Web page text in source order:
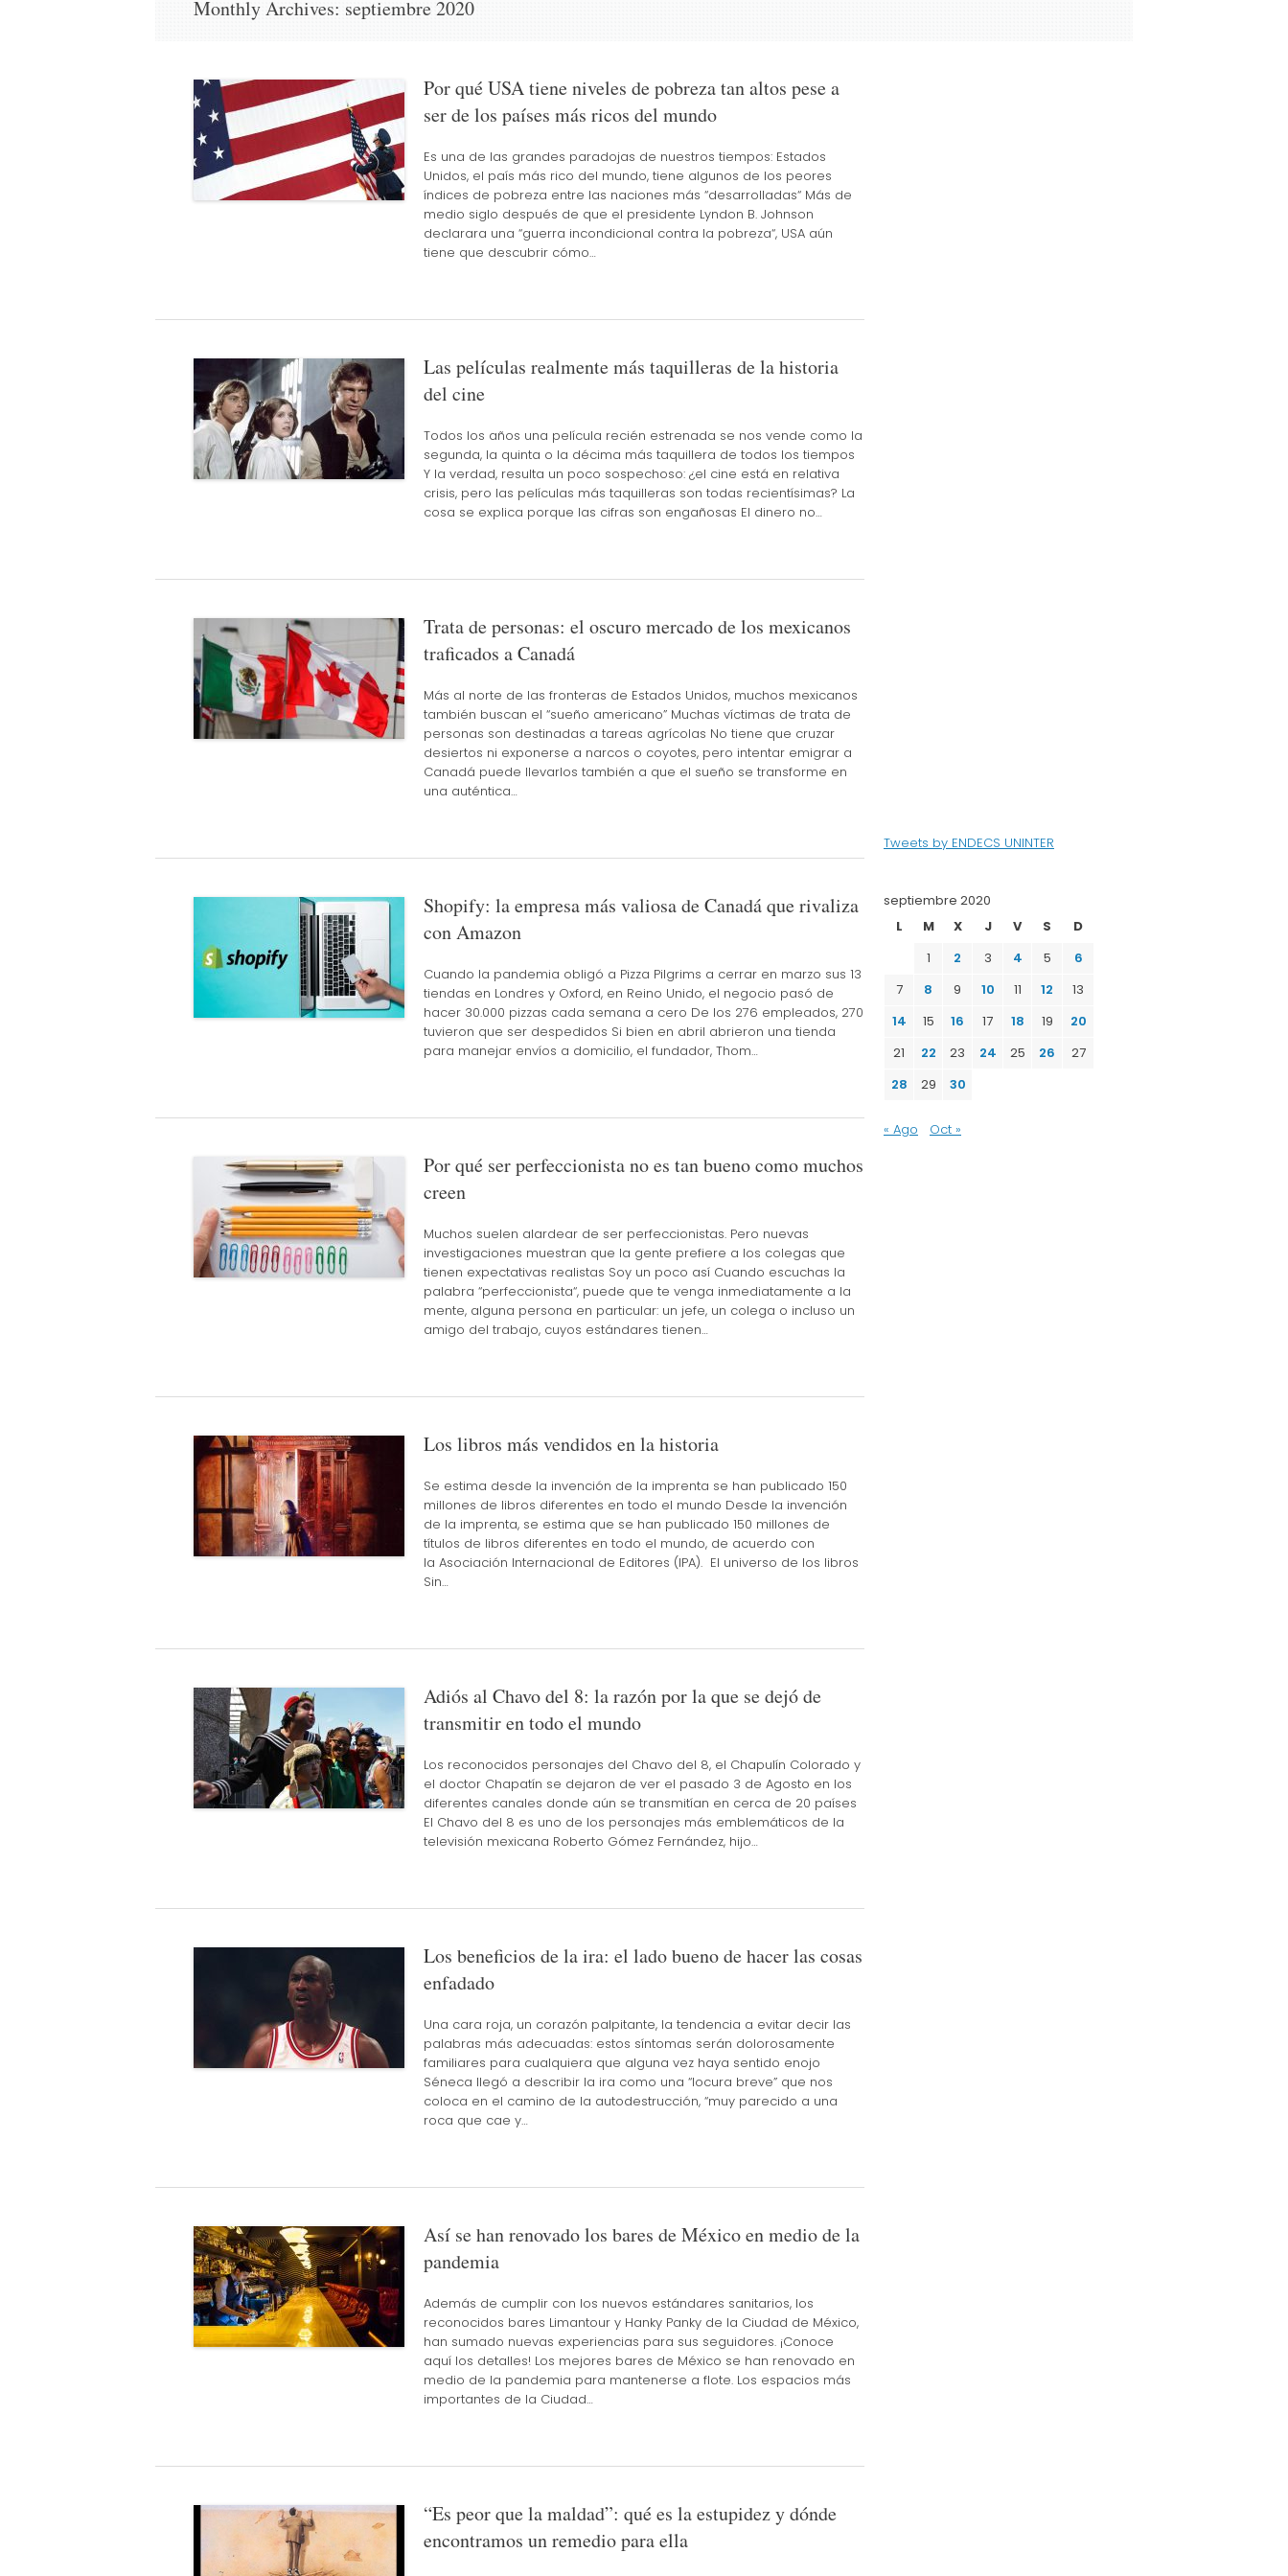
Monthly Archives: septiembre 2020
Por qué USA tiene niveles de pobreza tan altos pese a
ser de los países más ricos del mundo
Es una de las grandes paradojas de nuestros tiempos: Estados
Unidos, el país más rico del mundo, tiene algunos de los peores
índices de pobreza entre las naciones más “desarrolladas“ Más de
medio siglo después de que el presidente Lyndon B. Johnson
declarara una “guerra incondicional contra la pobreza“, USA aún
tiene que descubrir cómo…
Las películas realmente más taquilleras de la historia
del cine
Todos los años una película recién estrenada se nos vende como la
segunda, la quinta o la décima más taquillera de todos los tiempos
Y la verdad, resulta un poco sospechoso: ¿el cine está en relativa
crisis, pero las películas más taquilleras son todas recientísimas? La
cosa se explica porque las cifras son engañosas El dinero no…
Trata de personas: el oscuro mercado de los mexicanos
traficados a Canadá
Más al norte de las fronteras de Estados Unidos, muchos mexicanos
también buscan el “sueño americano” Muchas víctimas de trata de
personas son destinadas a tareas agrícolas No tiene que cruzar
desiertos ni exponerse a narcos o coyotes, pero intentar emigrar a
Canadá puede llevarlos también a que el sueño se transforme en
una auténtica…
Shopify: la empresa más valiosa de Canadá que rivaliza
con Amazon
Cuando la pandemia obligó a Pizza Pilgrims a cerrar en marzo sus 13
tiendas en Londres y Oxford, en Reino Unido, el negocio pasó de
hacer 30.000 pizzas cada semana a cero De los 276 empleados, 270
tuvieron que ser despedidos Si bien en abril abrieron una tienda
para manejar envíos a domicilio, el fundador, Thom…
Por qué ser perfeccionista no es tan bueno como muchos
creen
Muchos suelen alardear de ser perfeccionistas. Pero nuevas
investigaciones muestran que la gente prefiere a los colegas que
tienen expectativas realistas Soy un poco así Cuando escuchas la
palabra “perfeccionista“, puede que te venga inmediatamente a la
mente, alguna persona en particular: un jefe, un colega o incluso un
amigo del trabajo, cuyos estándares tienen…
Los libros más vendidos en la historia
Se estima desde la invención de la imprenta se han publicado 150
millones de libros diferentes en todo el mundo Desde la invención
de la imprenta, se estima que se han publicado 150 millones de
títulos de libros diferentes en todo el mundo, de acuerdo con
la Asociación Internacional de Editores (IPA). El universo de los libros
Sin…
Adiós al Chavo del 8: la razón por la que se dejó de
transmitir en todo el mundo
Los reconocidos personajes del Chavo del 8, el Chapulín Colorado y
el doctor Chapatín se dejaron de ver el pasado 3 de Agosto en los
diferentes canales donde aún se transmitían en cerca de 20 países
El Chavo del 8 es uno de los personajes más emblemáticos de la
televisión mexicana Roberto Gómez Fernández, hijo…
Los beneficios de la ira: el lado bueno de hacer las cosas
enfadado
Una cara roja, un corazón palpitante, la tendencia a evitar decir las
palabras más adecuadas: estos síntomas serán dolorosamente
familiares para cualquiera que alguna vez haya sentido enojo
Séneca llegó a describir la ira como una “locura breve” que nos
coloca en el camino de la autodestrucción, “muy parecido a una
roca que cae y…
Así se han renovado los bares de México en medio de la
pandemia
Además de cumplir con los nuevos estándares sanitarios, los
reconocidos bares Limantour y Hanky Panky de la Ciudad de México,
han sumado nuevas experiencias para sus seguidores. ¡Conoce
aquí los detalles! Los mejores bares de México se han renovado en
medio de la pandemia para mantenerse a flote. Los espacios más
importantes de la Ciudad…
“Es peor que la maldad”: qué es la estupidez y dónde
encontramos un remedio para ella
Tweets by ENDECS UNINTER
septiembre 2020
L
M X J V S
D
1
2 3 4 5
6
7
8 9 10 11 12
13
14
15 16 17 18 19
20
21
22 23 24 25 26
27
28
29 30
« Ago Oct »